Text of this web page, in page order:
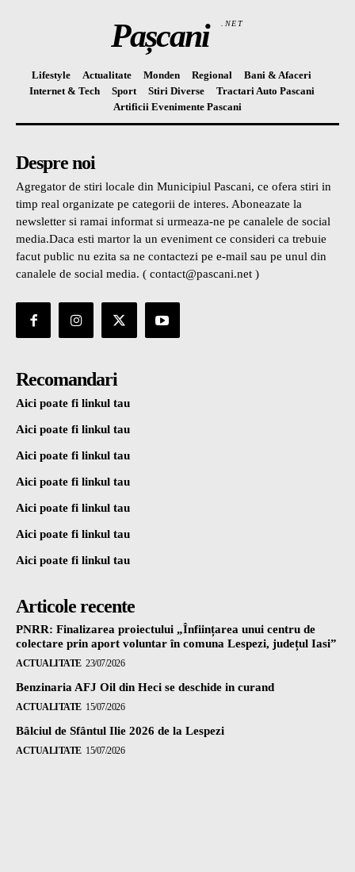
Pașcani .NET
Lifestyle Actualitate Monden Regional
Bani & Afaceri
Internet & Tech
Sport Stiri Diverse
Tractari Auto Pascani
Artificii Evenimente Pascani
Despre noi
Agregator de stiri locale din Municipiul Pascani, ce ofera stiri in
timp real organizate pe categorii de interes. Aboneazate la
newsletter si ramai informat si urmeaza-ne pe canalele de social
media.Daca esti martor la un eveniment ce consideri ca trebuie
facut public nu ezita sa ne contactezi pe e-mail sau pe unul din
canalele de social media. ( contact@pascani.net )
Recomandari
Aici poate fi linkul tau
Aici poate fi linkul tau
Aici poate fi linkul tau
Aici poate fi linkul tau
Aici poate fi linkul tau
Aici poate fi linkul tau
Aici poate fi linkul tau
Articole recente
PNRR: Finalizarea proiectului „Înființarea unui centru de
colectare prin aport voluntar în comuna Lespezi, județul Iasi”
ACTUALITATE 23/07/2026
Benzinaria AFJ Oil din Heci se deschide in curand
ACTUALITATE 15/07/2026
Bâlciul de Sfântul Ilie 2026 de la Lespezi
ACTUALITATE 15/07/2026